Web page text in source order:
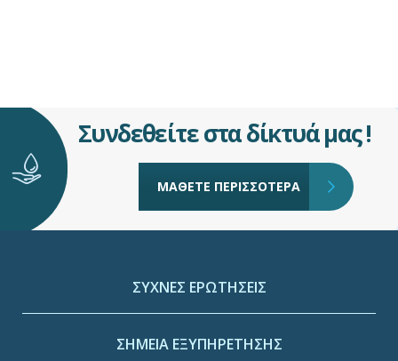
Συνδεθείτε στα δίκτυά μας !
ΜΑΘΕΤΕ ΠΕΡΙΣΣΟΤΕΡΑ
ΣΥΧΝΕΣ ΕΡΩΤΗΣΕΙΣ
ΣΗΜΕΙΑ ΕΞΥΠΗΡΕΤΗΣΗΣ